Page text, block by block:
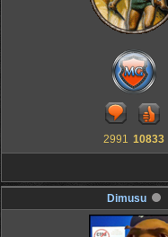
2991 10833
Dimusu